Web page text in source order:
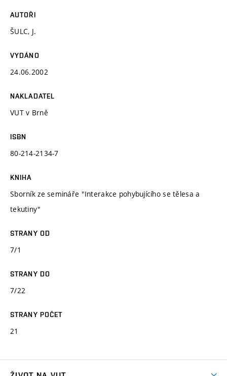
AUTOŘI
ŠULC, J.
VYDÁNO
24.06.2002
NAKLADATEL
VUT v Brně
ISBN
80-214-2134-7
KNIHA
Sborník ze semináře "Interakce pohybujícího se tělesa a
tekutiny"
STRANY OD
7/1
STRANY DO
7/22
STRANY POČET
21